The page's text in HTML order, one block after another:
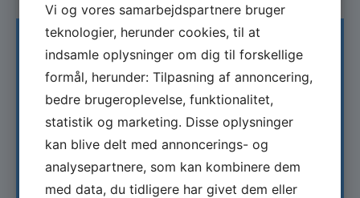
Information
Projektnavn:
Digitalisering af komplekse industrielle maskiner i
den maritime industri
Vi og vores samarbejdspartnere bruger
teknologier, herunder cookies, til at
indsamle oplysninger om dig til forskellige
formål, herunder: Tilpasning af annoncering,
bedre brugeroplevelse, funktionalitet,
statistik og marketing. Disse oplysninger
kan blive delt med annoncerings- og
analysepartnere, som kan kombinere dem
med data, du tidligere har givet dem eller